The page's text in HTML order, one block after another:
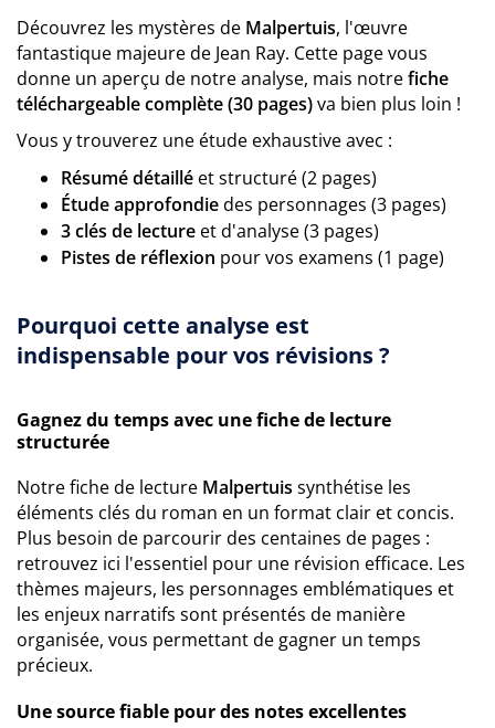
Découvrez les mystères de Malpertuis, l'œuvre
fantastique majeure de Jean Ray. Cette page vous
donne un aperçu de notre analyse, mais notrefiche
téléchargeable complète (30 pages)va bien plus loin !
Vous y trouverez une étude exhaustive avec :
Résumé détaillé et structuré (2 pages)
Étude approfondiedes personnages (3 pages)
3 clés de lecture et d'analyse (3 pages)
Pistes de réflexion pour vos examens (1 page)
Pourquoi cette analyse est
indispensable pour vos révisions ?
Gagnez du temps avec une fiche de lecture
structurée
Notre fiche de lecture Malpertuis synthétise les
éléments clés du roman en un format clair et concis.
Plus besoin de parcourir des centaines de pages :
retrouvez ici l'essentiel pour une révision efficace. Les
thèmes majeurs, les personnages emblématiques et
les enjeux narratifs sont présentés de manière
organisée, vous permettant de gagner un temps
précieux.
Une source fiable pour des notes excellentes